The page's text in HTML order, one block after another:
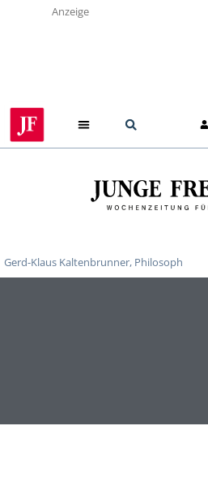
Anzeige
Gerd-Klaus Kaltenbrunner, Philosoph